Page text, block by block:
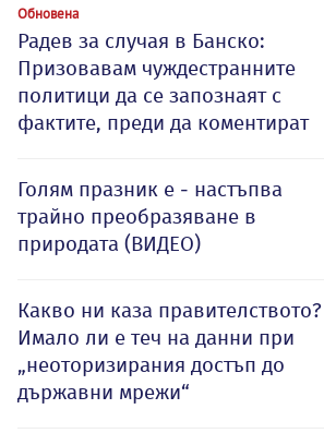
Обновена
Радев за случая в Банско:
Призовавам чуждестранните
политици да се запознаят с
фактите, преди да коментират
Голям празник е - настъпва
трайно преобразяване в
природата (ВИДЕО)
Какво ни каза правителството?
Имало ли е теч на данни при
„неоторизирания достъп до
държавни мрежи“